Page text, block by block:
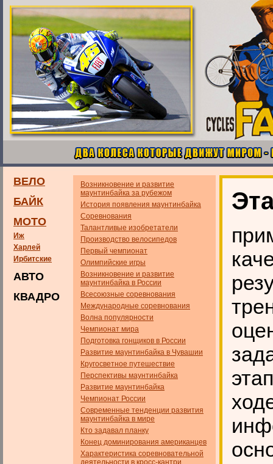
ВЕЛО
БАЙК
МОТО
Иж
Харлей
Ирбитские
АВТО
КВАДРО
Возникновение и развитие
маунтинбайка за рубежом
История появления маунтинбайка
Соревнования
Талантливые изобретатели
Производство велосипедов
Первый чемпионат
Олимпийские игры
Возникновение и развитие
маунтинбайка в России
Всесоюзные соревнования
Международные соревнования
Волна популярности
Чемпионат мира
Подготовка гонщиков в России
Развитие маунтинбайка в Чувашии
Кругосветное путешествие
Перспективы маунтинбайка
Развитие маунтинбайка
Чемпионат России
Современные тенденции развития
маунтинбайка в мире
Кто задавал планку
Конец доминирования американцев
Характеристика соревновательной
деятельности в кросс-кантри